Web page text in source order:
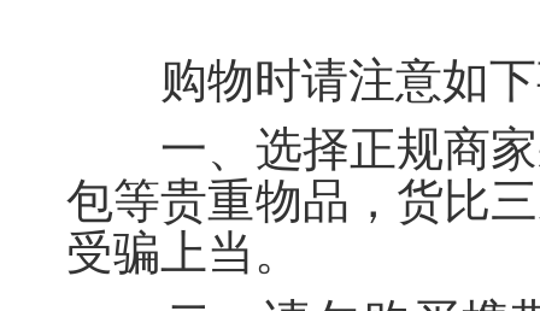
购物时请注意如下
一、选择正规商家
包等贵重物品，货比
受骗上当。